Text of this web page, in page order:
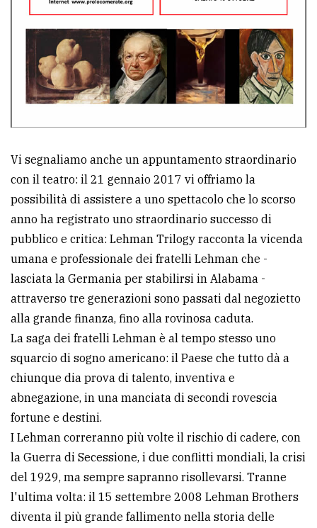
Vi segnaliamo anche un appuntamento straordinario
con il teatro: il 21 gennaio 2017 vi offriamo la
possibilità di assistere a uno spettacolo che lo scorso
anno ha registrato uno straordinario successo di
pubblico e critica: Lehman Trilogy racconta la vicenda
umana e professionale dei fratelli Lehman che -
lasciata la Germania per stabilirsi in Alabama -
attraverso tre generazioni sono passati dal negozietto
alla grande finanza, fino alla rovinosa caduta.
La saga dei fratelli Lehman è al tempo stesso uno
squarcio di sogno americano: il Paese che tutto dà a
chiunque dia prova di talento, inventiva e
abnegazione, in una manciata di secondi rovescia
fortune e destini.
I Lehman correranno più volte il rischio di cadere, con
la Guerra di Secessione, i due conflitti mondiali, la crisi
del 1929, ma sempre sapranno risollevarsi. Tranne
l'ultima volta: il 15 settembre 2008 Lehman Brothers
diventa il più grande fallimento nella storia delle